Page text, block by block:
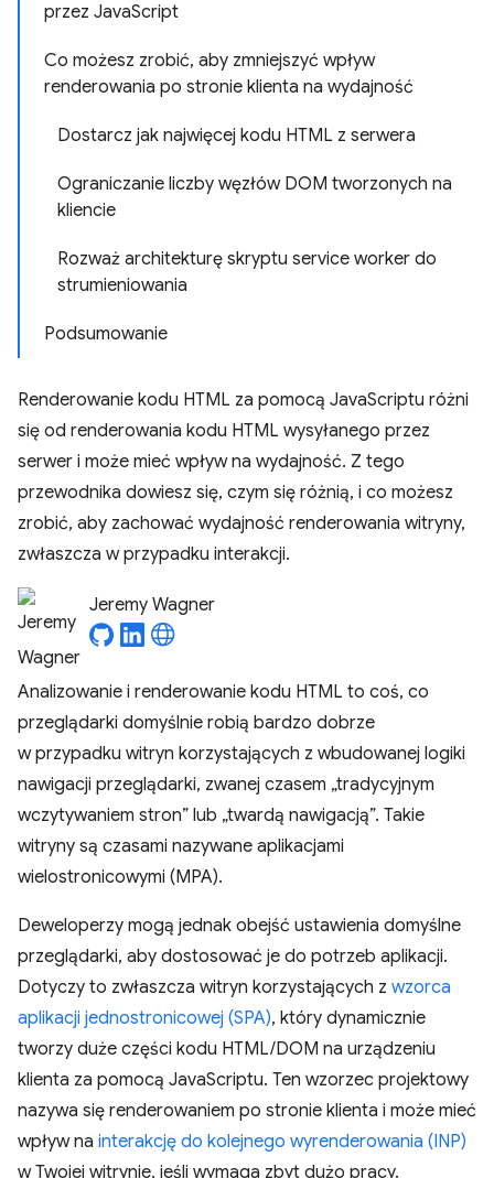
przez JavaScript
Co możesz zrobić, aby zmniejszyć wpływ
renderowania po stronie klienta na wydajność
Dostarcz jak najwięcej kodu HTML z serwera
Ograniczanie liczby węzłów DOM tworzonych na
kliencie
Rozważ architekturę skryptu service worker do
strumieniowania
Podsumowanie
Renderowanie kodu HTML za pomocą JavaScriptu różni
się od renderowania kodu HTML wysyłanego przez
serwer i może mieć wpływ na wydajność. Z tego
przewodnika dowiesz się, czym się różnią, i co możesz
zrobić, aby zachować wydajność renderowania witryny,
zwłaszcza w przypadku interakcji.
Jeremy Wagner
Analizowanie i renderowanie kodu HTML to coś, co
przeglądarki domyślnie robią bardzo dobrze
w przypadku witryn korzystających z wbudowanej logiki
nawigacji przeglądarki, zwanej czasem „tradycyjnym
wczytywaniem stron” lub „twardą nawigacją”. Takie
witryny są czasami nazywane aplikacjami
wielostronicowymi (MPA).
Deweloperzy mogą jednak obejść ustawienia domyślne
przeglądarki, aby dostosować je do potrzeb aplikacji.
Dotyczy to zwłaszcza witryn korzystających z wzorca
aplikacji jednostronicowej (SPA), który dynamicznie
tworzy duże części kodu HTML/DOM na urządzeniu
klienta za pomocą JavaScriptu. Ten wzorzec projektowy
nazywa się renderowaniem po stronie klienta i może mieć
wpływ na interakcję do kolejnego wyrenderowania (INP)
w Twojej witrynie, jeśli wymaga zbyt dużo pracy.